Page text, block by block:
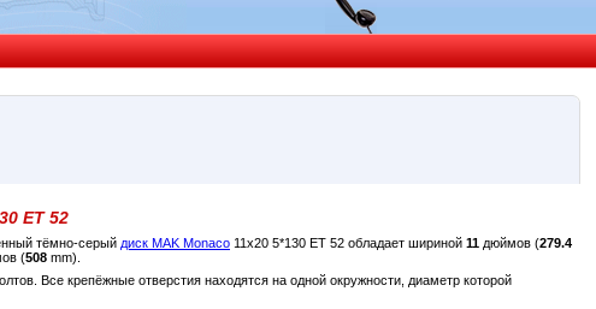
ET 52
тёмно-серый диск MAK Monaco 11x20 5*130 ET 52 обладает шириной 11 дюймов (279.4
(508 mm).
Все крепёжные отверстия находятся на одной окружности, диаметр которой